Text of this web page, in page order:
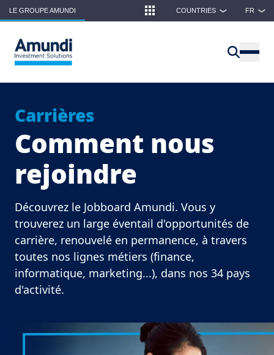
Skip to main content
LE GROUPE AMUNDI COUNTRIES ❯ FR ❯
Carrières
Comment nous
rejoindre
Découvrez le Jobboard Amundi. Vous y
trouverez un large éventail d'opportunités de
carrière, renouvelé en permanence, à travers
toutes nos lignes métiers (finance,
informatique, marketing...), dans nos 34 pays
d'activité.